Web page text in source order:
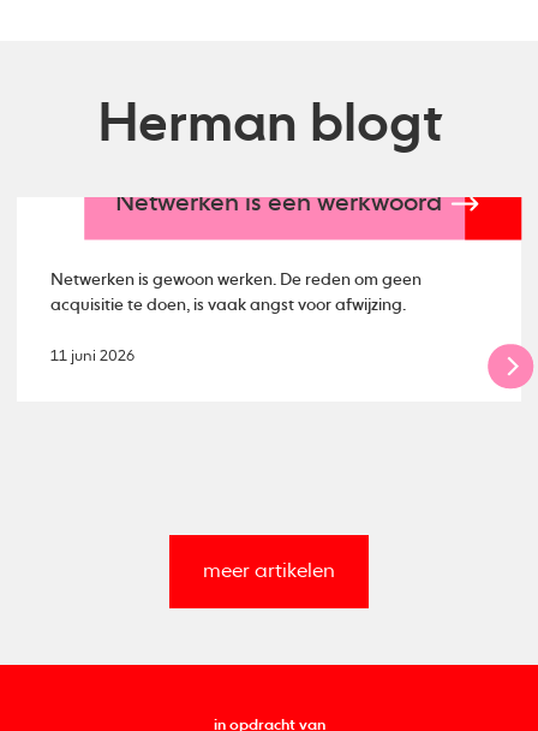
Herman blogt
Netwerken is een werkwoord
Netwerken is gewoon werken. De reden om geen
acquisitie te doen, is vaak angst voor afwijzing.
11 juni 2026
meer artikelen
in opdracht van